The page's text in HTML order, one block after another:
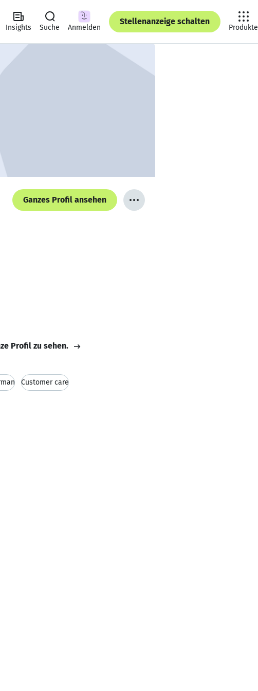
Insights Suche Anmelden
Stellenanzeige schalten
Produkte
Ganzes Profil ansehen
Profil zu sehen.
Customer care